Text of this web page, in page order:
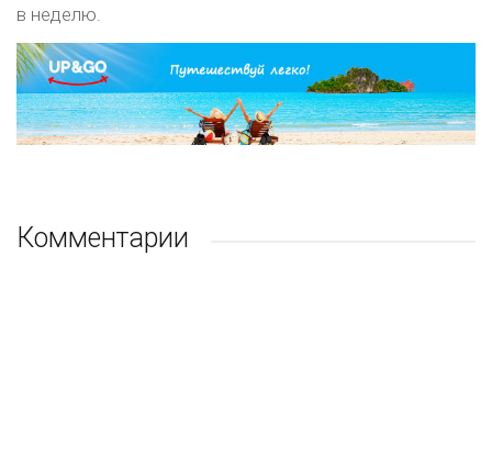
в неделю.
Комментарии